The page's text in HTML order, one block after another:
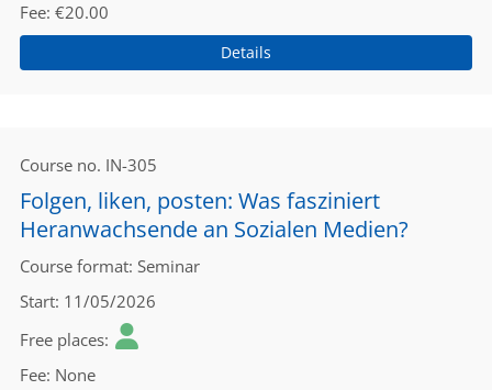
Fee €20.00
Details
Course no. IN-305
Folgen, liken, posten: Was fasziniert
Heranwachsende an Sozialen Medien?
Course format Seminar
Start 11/05/2026
Free places
Fee None